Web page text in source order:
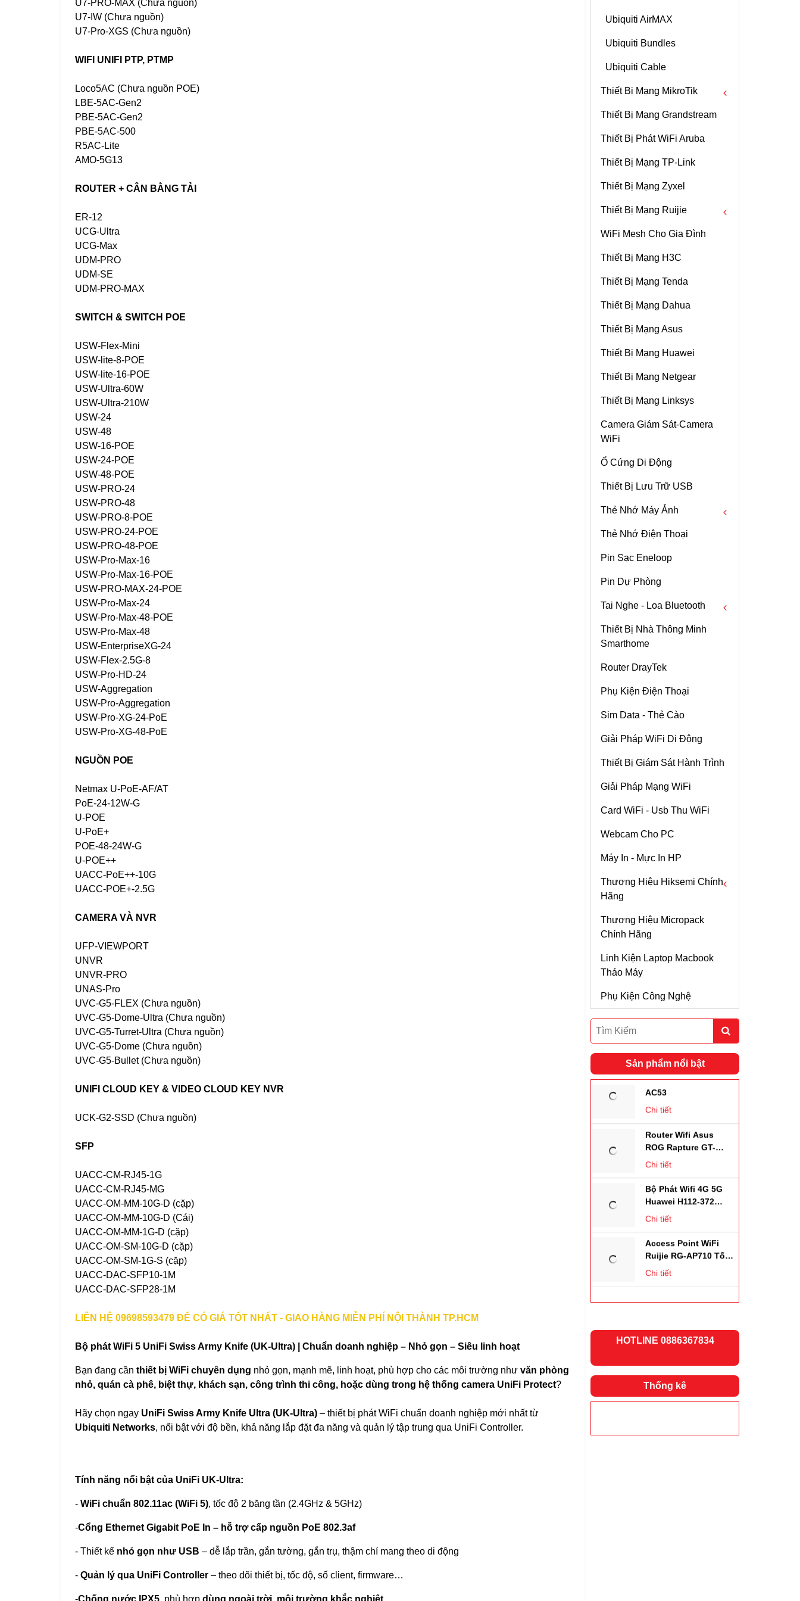
Màn Hình Laptop 13.1 -
13.3inch
Màn Hình Laptop 14 Inch
Lexar
Gigabyte
Adata
Kingston
Ssd Skhynix
Asus
Quạt Tản Nhiệt CPU Laptop
Lenovo
Quạt Tản Nhiệt CPU Laptop
Toshiba
Ubiquiti AirMAX
Ubiquiti Bundles
Ubiquiti Cable
Thiết Bị Mạng MikroTik
MikroTik RouterBOARDs
MikroTik Cloud Core Router
MikroTik Antenna
Thiết Bị Mạng Grandstream
Thiết Bị Phát WiFi Aruba
Thiết Bị Mạng TP-Link
Thiết Bị Mạng Zyxel
Thiết Bị Mạng Ruijie
Wifi Ruijie
Router Ruijie
Switch Ruijie
WiFi Mesh Cho Gia Đình
Thiết Bị Mạng H3C
Thiết Bị Mạng Tenda
Thiết Bị Mạng Dahua
Thiết Bị Mạng Asus
Thiết Bị Mạng Huawei
Thiết Bị Mạng Netgear
Thiết Bị Mạng Linksys
Camera Giám Sát-Camera
WiFi
Ổ Cứng Di Động
Thiết Bị Lưu Trữ USB
Thẻ Nhớ Máy Ảnh
Thẻ Nhớ CF
Thẻ Nhớ CFast
Thẻ Nhớ SDHC
Thẻ Nhớ SDXC
Thẻ Nhớ CFexpress
Thẻ Nhớ Điện Thoại
Pin Sạc Eneloop
Pin Dự Phòng
Tai Nghe - Loa Bluetooth
Tai Nghe Bluetooth
Thiết Bị Nhà Thông Minh
Smarthome
Router DrayTek
Phụ Kiện Điện Thoại
Sim Data - Thẻ Cào
Giải Pháp WiFi Di Động
Thiết Bị Giám Sát Hành Trình
Giải Pháp Mạng WiFi
Card WiFi - Usb Thu WiFi
Webcam Cho PC
Máy In - Mực In HP
Thương Hiệu Hiksemi Chính
Hãng
Ổ Cứng SSD
RAM
SSD Di Động
Thương Hiệu Micropack
Chính Hãng
Linh Kiện Laptop Macbook
Tháo Máy
Phụ Kiện Công Nghệ
Sản phẩm nổi bật
IPhone 14 Promax
512G
Grandstream
1167Mbps , Chịu Tải
Chi tiết
Camera WiFi Ezviz
Đêm – Full HD1080p
Chi tiết
Bộ Phát Wifi Huawei
MIKROTIK HAP AC2
Thiết Bị Mạng Airmax
Rocket M2 Kèm
Phân Cực Góc 120
Ubiquiti Airmax
Rocket M2 Kèm
Anten Omni 13dBi 2
Phân Cực + Cáp
SMA-Ntype
Router Wifi ASUS RT-
AC53
Chi tiết
Chi tiết
Bộ Phát Wifi 4G 5G
Huawei H112-372
,tốc Độ 2.33Gbps,
Chi tiết
Access Point WiFi
Ruijie RG-AP710 Tốc
Độ 1167Mbps. Chịu
Tải 256user
Chi tiết
HOTLINE 0886367834
Thống kê
U7-PRO-MAX (Chưa nguồn)
U7-IW (Chưa nguồn)
U7-Pro-XGS (Chưa nguồn)
WIFI UNIFI PTP, PTMP
Loco5AC (Chưa nguồn POE)
LBE-5AC-Gen2
PBE-5AC-Gen2
PBE-5AC-500
R5AC-Lite
AMO-5G13
ROUTER + CÂN BẰNG TẢI
ER-12
UCG-Ultra
UCG-Max
UDM-PRO
UDM-SE
UDM-PRO-MAX
SWITCH & SWITCH POE
USW-Flex-Mini
USW-lite-8-POE
USW-lite-16-POE
USW-Ultra-60W
USW-Ultra-210W
USW-24
USW-48
USW-16-POE
USW-24-POE
USW-48-POE
USW-PRO-24
USW-PRO-48
USW-PRO-8-POE
USW-PRO-24-POE
USW-PRO-48-POE
USW-Pro-Max-16
USW-Pro-Max-16-POE
USW-PRO-MAX-24-POE
USW-Pro-Max-24
USW-Pro-Max-48-POE
USW-Pro-Max-48
USW-EnterpriseXG-24
USW-Flex-2.5G-8
USW-Pro-HD-24
USW-Aggregation
USW-Pro-Aggregation
USW-Pro-XG-24-PoE
USW-Pro-XG-48-PoE
NGUỒN POE
Netmax U-PoE-AF/AT
PoE-24-12W-G
U-POE
U-PoE+
POE-48-24W-G
U-POE++
UACC-PoE++-10G
UACC-POE+-2.5G
CAMERA VÀ NVR
UFP-VIEWPORT
UNVR
UNVR-PRO
UNAS-Pro
UVC-G5-FLEX (Chưa nguồn)
UVC-G5-Dome-Ultra (Chưa nguồn)
UVC-G5-Turret-Ultra (Chưa nguồn)
UVC-G5-Dome (Chưa nguồn)
UVC-G5-Bullet (Chưa nguồn)
UNIFI CLOUD KEY & VIDEO CLOUD KEY NVR
UCK-G2-SSD (Chưa nguồn)
SFP
UACC-CM-RJ45-1G
UACC-CM-RJ45-MG
UACC-OM-MM-10G-D (cặp)
UACC-OM-MM-10G-D (Cái)
UACC-OM-MM-1G-D (cặp)
UACC-OM-SM-10G-D (cặp)
UACC-OM-SM-1G-S (cặp)
UACC-DAC-SFP10-1M
UACC-DAC-SFP28-1M
LIÊN HỆ 09698593479 ĐỂ CÓ GIÁ TỐT NHẤT - GIAO HÀNG MIỄN PHÍ NỘI THÀNH TP.HCM
Bộ phát WiFi 5 UniFi Swiss Army Knife (UK-Ultra) | Chuẩn doanh nghiệp – Nhỏ gọn – Siêu linh hoạt
Bạn đang cần thiết bị WiFi chuyên dụng nhỏ gọn, mạnh mẽ, linh hoạt, phù hợp cho các môi trường như văn phòng
nhỏ, quán cà phê, biệt thự, khách sạn, công trình thi công, hoặc dùng trong hệ thống camera UniFi Protect?
Hãy chọn ngay UniFi Swiss Army Knife Ultra (UK-Ultra) – thiết bị phát WiFi chuẩn doanh nghiệp mới nhất từ
Ubiquiti Networks, nổi bật với độ bền, khả năng lắp đặt đa năng và quản lý tập trung qua UniFi Controller.
Tính năng nổi bật của UniFi UK-Ultra:
- WiFi chuẩn 802.11ac (WiFi 5), tốc độ 2 băng tần (2.4GHz & 5GHz)
-Cổng Ethernet Gigabit PoE In – hỗ trợ cấp nguồn PoE 802.3af
- Thiết kế nhỏ gọn như USB – dễ lắp trần, gắn tường, gắn trụ, thậm chí mang theo di động
- Quản lý qua UniFi Controller – theo dõi thiết bị, tốc độ, số client, firmware…